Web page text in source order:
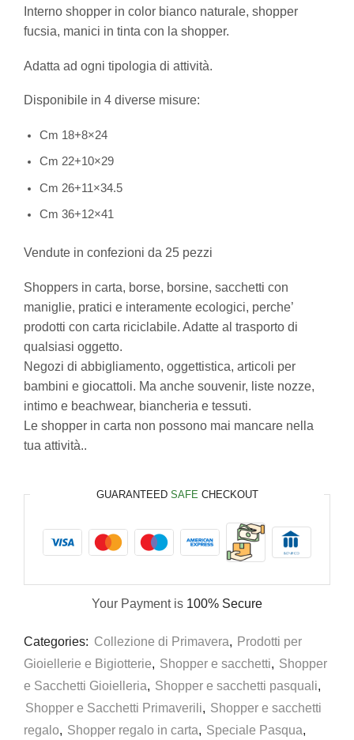
Interno shopper in color bianco naturale, shopper
fucsia, manici in tinta con la shopper.
Adatta ad ogni tipologia di attività.
Disponibile in 4 diverse misure:
Cm 18+8×24
Cm 22+10×29
Cm 26+11×34.5
Cm 36+12×41
Vendute in confezioni da 25 pezzi
Shoppers in carta, borse, borsine, sacchetti con
maniglie, pratici e interamente ecologici, perche’
prodotti con carta riciclabile. Adatte al trasporto di
qualsiasi oggetto.
Negozi di abbigliamento, oggettistica, articoli per
bambini e giocattoli. Ma anche souvenir, liste nozze,
intimo e beachwear, biancheria e tessuti.
Le shopper in carta non possono mai mancare nella
tua attività..
GUARANTEED SAFE CHECKOUT
Your Payment is 100% Secure
Categories: Collezione di Primavera, Prodotti per
Gioiellerie e Bigiotterie, Shopper e sacchetti, Shopper
e Sacchetti Gioielleria, Shopper e sacchetti pasquali,
Shopper e Sacchetti Primaverili, Shopper e sacchetti
regalo, Shopper regalo in carta, Speciale Pasqua,